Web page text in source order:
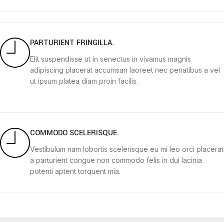
PARTURIENT FRINGILLA.
Elit suspendisse ut in senectus in vivamus magnis
adipiscing placerat accumsan laoreet nec penatibus a vel
ut ipsum platea diam proin facilis.
COMMODO SCELERISQUE.
Vestibulum nam lobortis scelerisque eu mi leo orci placerat
a parturient congue non commodo felis in dui lacinia
potenti aptent torquent mia.